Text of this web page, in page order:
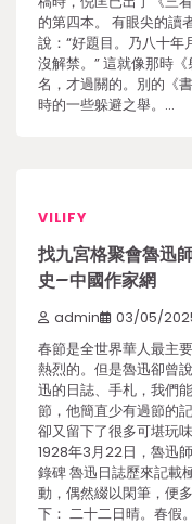
的第四本。 有眼尖的讀
說：“好題目。乃八十
沒解禁。” 這就像那時
名，才過關的。別的《
時的一些躲避之舉。…
VILIFY
找九宮格聚會魯迅
史–中國作家網
admin 03/05/
春節是全世界華人最主
熱烈的。但是魯迅卻曾
迅的日誌、手札，我們
節，他簡直少有過節的
卻又留下了很多可堪玩
1928年3月22日，魯迅
錄碑 魯迅日誌歷來記載
動，偶然綴以閑筆，便
下： 二十二日晴。春假